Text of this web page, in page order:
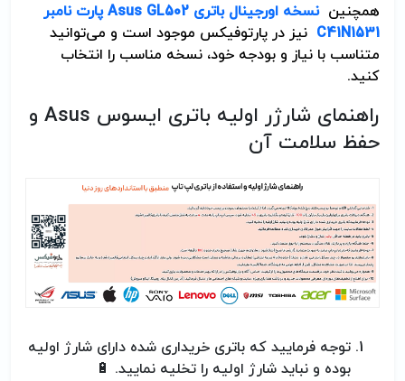
همچنیننسخه اورجینالباتری Asus GL502پارت نامبر
C41N1531 نیز در پارتوفیکس موجود است و می‌توانید
متناسب با نیاز و بودجه خود، نسخه مناسب را انتخاب
کنید.
راهنمای شارژر اولیه باتری ایسوس Asus و
حفظ سلامت آن
توجه فرمایید که باتری خریداری شده دارای شارژ اولیه
بوده و نباید شارژ اولیه را تخلیه نمایید. 🔋